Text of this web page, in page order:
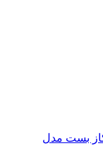
بست مدل